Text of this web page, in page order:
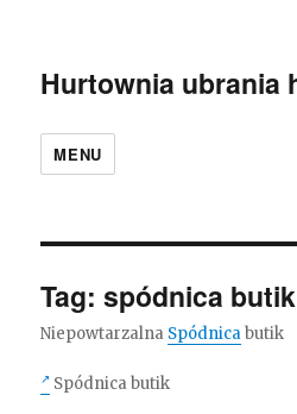
Hurtownia ubrania
MENU
Tag:spódnica butik
Niepowtarzalna Spódnicabutik
Spódnica butik